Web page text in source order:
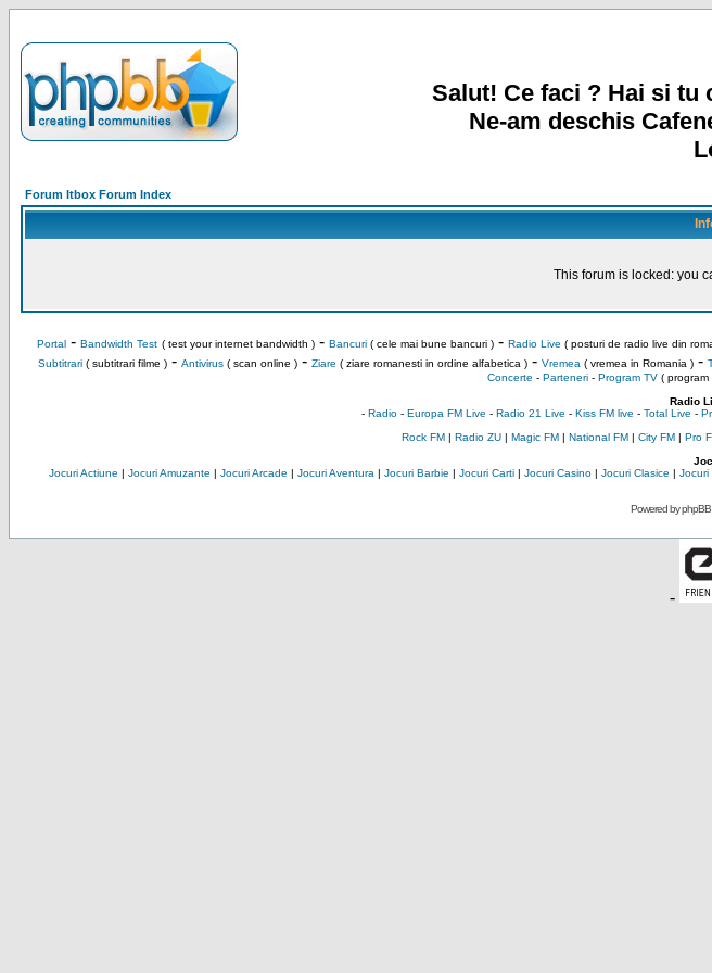
Salut! Ce faci ? Hai si tu
Ne-am deschis
Forum Itbox Forum Index
This forum is locked: you
Portal- Bandwidth Test ( test your internet bandwidth )- Bancuri( cele mai bune bancuri )- Radio Live ( posturi de radio live din
Subtitrari( subtitrari filme )- Antivirus( scan online )- Ziare ( ziare romanesti in ordine alfabetica )- Vremea ( vremea in Romania )-
Concerte - Parteneri- Program TV( program
Radio
- Radio- Europa FM Live - Radio 21 Live - Kiss FM live - Total Live -
Rock FM| Radio ZU| Magic FM| National FM| City FM| Pro
Jocuri Actiune | Jocuri Amuzante | Jocuri Arcade | Jocuri Aventura | Jocuri Barbie | Jocuri Carti| Jocuri Casino| Jocuri Clasice | Jocuri
Powered byphpBB
-